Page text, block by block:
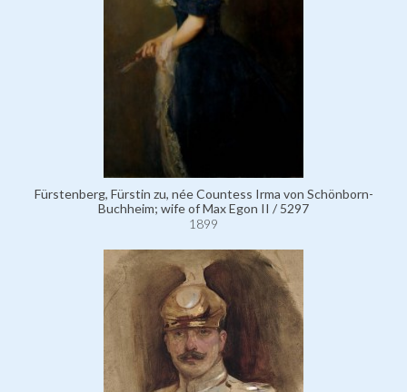
Fürstenberg, Fürstin zu, née Countess Irma von Schönborn-
Buchheim; wife of Max Egon II / 5297
1899